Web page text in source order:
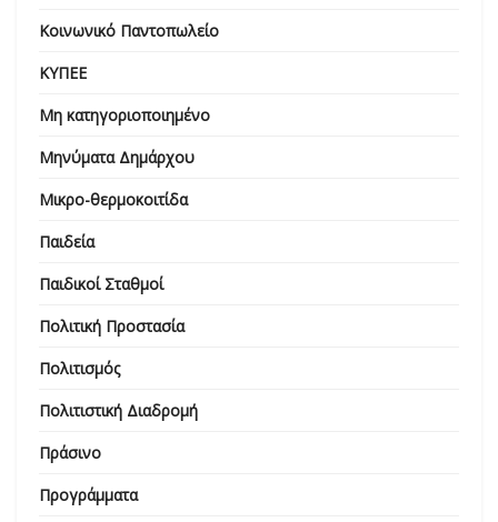
Κοινωνικό Παντοπωλείο
ΚΥΠΕΕ
Μη κατηγοριοποιημένο
Μηνύματα Δημάρχου
Μικρο-θερμοκοιτίδα
Παιδεία
Παιδικοί Σταθμοί
Πολιτική Προστασία
Πολιτισμός
Πολιτιστική Διαδρομή
Πράσινο
Προγράμματα